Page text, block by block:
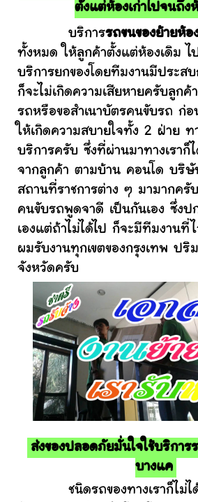
ตั้งแต่ห้องเก่าไปจนถึง
บริการรถขนของย้ายห้อ
ทั้งหมด ให้ลูกค้าตั้งแต่ห้องเดิม ไ
บริการยกของโดยทีมงานมีประส
ก็จะไม่เกิดความเสียหายครับลูกค้
รถหรือขอสำเนาบัตรคนขับรถ ก่อ
ให้เกิดความสบายใจทั้ง 2 ฝ่าย ท
บริการครับ ซึ่งที่ผ่านมาทางเราก็
จากลูกค้า ตามบ้าน คอนโด บริษั
สถานที่ราชการต่าง ๆ มามากครั
คนขับรถพูดจาดี เป็นกันเอง ซึ่งป
เองแต่ถ้าไม่ได้ไป ก็จะมีทีมงานที่
ผมรับงานทุกเขตของกรุงเทพ ป
จังหวัดครับ
ส่งของปลอดภัยมั่นใจใช้บริการ
บางแค
ชนิดรถของทางเราก็ไม่ได้